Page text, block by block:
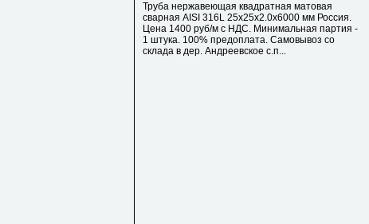
Труба нержавеющая квадратная матовая
сварная AISI 316L 25х25х2.0х6000 мм Россия.
Цена 1400 руб/м с НДС. Минимальная партия -
1 штука. 100% предоплата. Самовывоз со
склада в дер. Андреевское с.п...